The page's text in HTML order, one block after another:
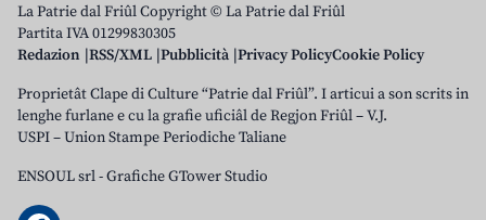
La Patrie dal Friûl Copyright © La Patrie dal Friûl
Partita IVA 01299830305
Redazion RSS/XML Pubblicità Privacy PolicyCookie Policy
Proprietât Clape di Culture “Patrie dal Friûl”. I articui a son scrits in
lenghe furlane e cu la grafie uficiâl de Regjon Friûl – V.J.
USPI – Union Stampe Periodiche Taliane
ENSOUL srl-Grafiche GTower Studio